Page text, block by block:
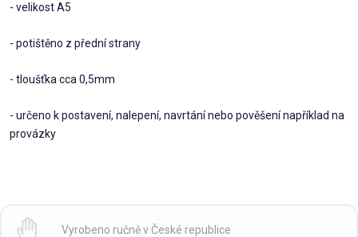
- velikost A5
- potištěno z přední strany
- tloušťka cca 0,5mm
- určeno k postavení, nalepení, navrtání nebo pověšení například na
provázky
Vyrobeno ručně v České republice